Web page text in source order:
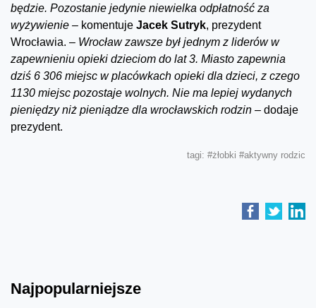
będzie. Pozostanie jedynie niewielka odpłatność za
wyżywienie – komentuje Jacek Sutryk, prezydent
Wrocławia. – Wrocław zawsze był jednym z liderów w
zapewnieniu opieki dzieciom do lat 3. Miasto zapewnia
dziś 6 306 miejsc w placówkach opieki dla dzieci, z czego
1130 miejsc pozostaje wolnych. Nie ma lepiej wydanych
pieniędzy niż pieniądze dla wrocławskich rodzin – dodaje
prezydent.
tagi: #żłobki #aktywny rodzic
Najpopularniejsze